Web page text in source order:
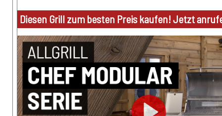
Diesen Grill zum besten Preis kaufen! Jetzt